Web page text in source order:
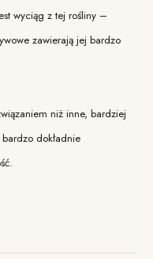
wyciąg z tej rośliny –
zawierają jej bardzo
niż inne, bardziej
dokładnie